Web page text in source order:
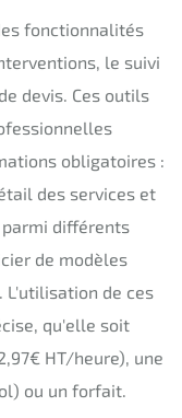
fonctionnalités
le suivi
devis. Ces outils
obligatoires :
des services et
parmi différents
de modèles
L'utilisation de ces
qu'elle soit
HT/heure), une
ou un forfait.